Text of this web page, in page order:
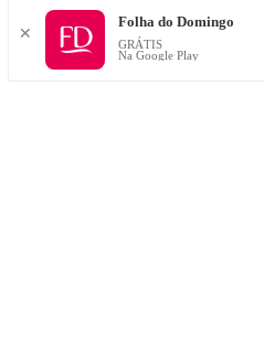
✕
Folha do Domingo
GRÁTIS
Na Google Play